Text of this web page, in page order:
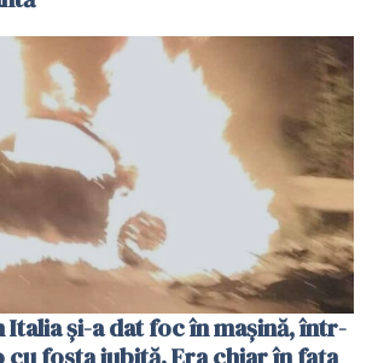
Italia și-a dat foc în mașină, într-